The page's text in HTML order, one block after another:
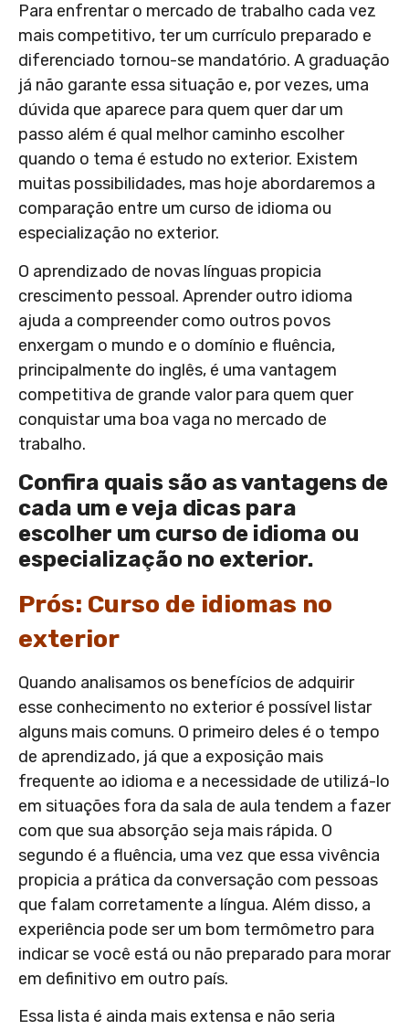
Para enfrentar o mercado de trabalho cada vez
mais competitivo, ter um currículo preparado e
diferenciado tornou-se mandatório. A graduação
já não garante essa situação e, por vezes, uma
dúvida que aparece para quem quer dar um
passo além é qual melhor caminho escolher
quando o tema é estudo no exterior. Existem
muitas possibilidades, mas hoje abordaremos a
comparação entre um curso de idioma ou
especialização no exterior.
O aprendizado de novas línguas propicia
crescimento pessoal. Aprender outro idioma
ajuda a compreender como outros povos
enxergam o mundo e o domínio e fluência,
principalmente do inglês, é uma vantagem
competitiva de grande valor para quem quer
conquistar uma boa vaga no mercado de
trabalho.
Confira quais são as vantagens de
cada um e veja dicas para
escolher um curso de idioma ou
especialização no exterior.
Prós: Curso de idiomas no
exterior
Quando analisamos os benefícios de adquirir
esse conhecimento no exterior é possível listar
alguns mais comuns. O primeiro deles é o tempo
de aprendizado, já que a exposição mais
frequente ao idioma e a necessidade de utilizá-lo
em situações fora da sala de aula tendem a fazer
com que sua absorção seja mais rápida. O
segundo é a fluência, uma vez que essa vivência
propicia a prática da conversação com pessoas
que falam corretamente a língua. Além disso, a
experiência pode ser um bom termômetro para
indicar se você está ou não preparado para morar
em definitivo em outro país.
Essa lista é ainda mais extensa e não seria